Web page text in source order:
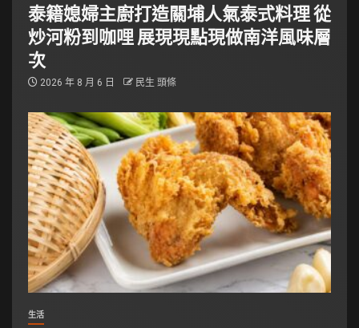
泰籍媳婦主廚打造關埔人氣泰式料理 從
炒河粉到咖哩 展現現點現做南洋風味層
次
2026 年 8 月 6 日 民生 頭條
生活